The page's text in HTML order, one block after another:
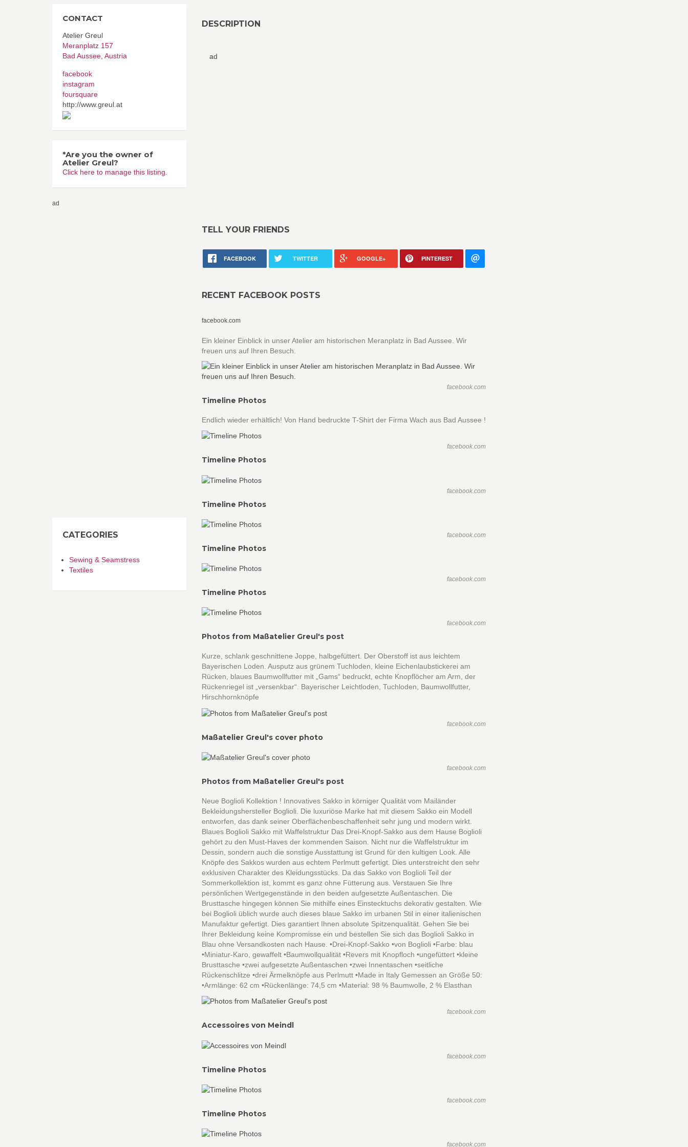
DESCRIPTION
ad
TELL YOUR FRIENDS
FACEBOOK TWITTER GOOGLE+ PINTEREST
RECENT FACEBOOK POSTS
facebook.com
Ein kleiner Einblick in unser Atelier am historischen Meranplatz in Bad Aussee. Wir
freuen uns auf Ihren Besuch.
facebook.com
Timeline Photos
Endlich wieder erhältlich! Von Hand bedruckte T-Shirt der Firma Wach aus Bad Aussee !
facebook.com
Timeline Photos
facebook.com
Timeline Photos
facebook.com
Timeline Photos
facebook.com
Timeline Photos
facebook.com
Photos from Maßatelier Greul's post
Kurze, schlank geschnittene Joppe, halbgefüttert. Der Oberstoff ist aus leichtem
Bayerischen Loden. Ausputz aus grünem Tuchloden, kleine Eichenlaubstickerei am
Rücken, blaues Baumwollfutter mit „Gams“ bedruckt, echte Knopflöcher am Arm, der
Rückenriegel ist „versenkbar“. Bayerischer Leichtloden, Tuchloden, Baumwollfutter,
Hirschhornknöpfe
facebook.com
Maßatelier Greul's cover photo
facebook.com
Photos from Maßatelier Greul's post
Neue Boglioli Kollektion ! Innovatives Sakko in körniger Qualität vom Mailänder
Bekleidungshersteller Boglioli. Die luxuriöse Marke hat mit diesem Sakko ein Modell
entworfen, das dank seiner Oberflächenbeschaffenheit sehr jung und modern wirkt.
Blaues Boglioli Sakko mit Waffelstruktur Das Drei-Knopf-Sakko aus dem Hause Boglioli
gehört zu den Must-Haves der kommenden Saison. Nicht nur die Waffelstruktur im
Dessin, sondern auch die sonstige Ausstattung ist Grund für den kultigen Look. Alle
Knöpfe des Sakkos wurden aus echtem Perlmutt gefertigt. Dies unterstreicht den sehr
exklusiven Charakter des Kleidungsstücks. Da das Sakko von Boglioli Teil der
Sommerkollektion ist, kommt es ganz ohne Fütterung aus. Verstauen Sie Ihre
persönlichen Wertgegenstände in den beiden aufgesetzte Außentaschen. Die
Brusttasche hingegen können Sie mithilfe eines Einstecktuchs dekorativ gestalten. Wie
bei Boglioli üblich wurde auch dieses blaue Sakko im urbanen Stil in einer italienischen
Manufaktur gefertigt. Dies garantiert Ihnen absolute Spitzenqualität. Gehen Sie bei
Ihrer Bekleidung keine Kompromisse ein und bestellen Sie sich das Boglioli Sakko in
Blau ohne Versandkosten nach Hause. •Drei-Knopf-Sakko •von Boglioli •Farbe: blau
•Miniatur-Karo, gewaffelt •Baumwollqualität •Revers mit Knopfloch •ungefüttert •kleine
Brusttasche •zwei aufgesetzte Außentaschen •zwei Innentaschen •seitliche
Rückenschlitze •drei Ärmelknöpfe aus Perlmutt •Made in Italy Gemessen an Größe 50:
•Armlänge: 62 cm •Rückenlänge: 74,5 cm •Material: 98 % Baumwolle, 2 % Elasthan
facebook.com
Accessoires von Meindl
facebook.com
Timeline Photos
facebook.com
Timeline Photos
facebook.com
CONTACT
Atelier Greul
Meranplatz 157
Bad Aussee Austria
facebook
instagram
foursquare
http://www.greul.at
*Are you the owner of
Atelier Greul?
Click here to manage this listing.
ad
CATEGORIES
Sewing & Seamstress
Textiles